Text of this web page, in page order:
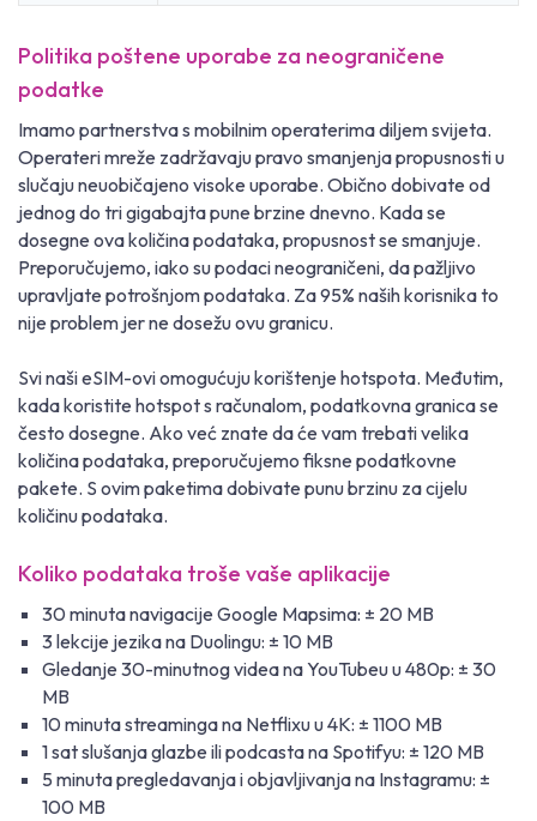
Politika poštene uporabe za neograničene
podatke
Imamo partnerstva s mobilnim operaterima diljem svijeta.
Operateri mreže zadržavaju pravo smanjenja propusnosti u
slučaju neuobičajeno visoke uporabe. Obično dobivate od
jednog do tri gigabajta pune brzine dnevno. Kada se
dosegne ova količina podataka, propusnost se smanjuje.
Preporučujemo, iako su podaci neograničeni, da pažljivo
upravljate potrošnjom podataka. Za 95% naših korisnika to
nije problem jer ne dosežu ovu granicu.
Svi naši eSIM-ovi omogućuju korištenje hotspota. Međutim,
kada koristite hotspot s računalom, podatkovna granica se
često dosegne. Ako već znate da će vam trebati velika
količina podataka, preporučujemo fiksne podatkovne
pakete. S ovim paketima dobivate punu brzinu za cijelu
količinu podataka.
Koliko podataka troše vaše aplikacije
30 minuta navigacije Google Mapsima: ± 20 MB
3 lekcije jezika na Duolingu: ± 10 MB
Gledanje 30-minutnog videa na YouTubeu u 480p: ± 30
MB
10 minuta streaminga na Netflixu u 4K: ± 1100 MB
1 sat slušanja glazbe ili podcasta na Spotifyu: ± 120 MB
5 minuta pregledavanja i objavljivanja na Instagramu: ±
100 MB